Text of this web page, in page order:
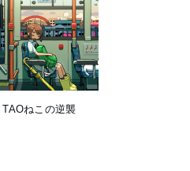
TAOねこの逆襲